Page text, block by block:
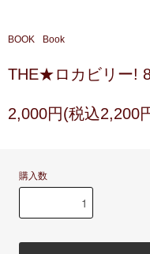
BOOK Book
THE★ロカビリー!
2,000円(税込2,200
購入数